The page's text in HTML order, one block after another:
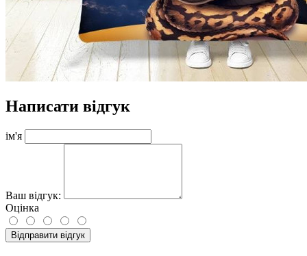
Написати відгук
ім'я
Ваш відгук:
Оцінка
Відправити відгук